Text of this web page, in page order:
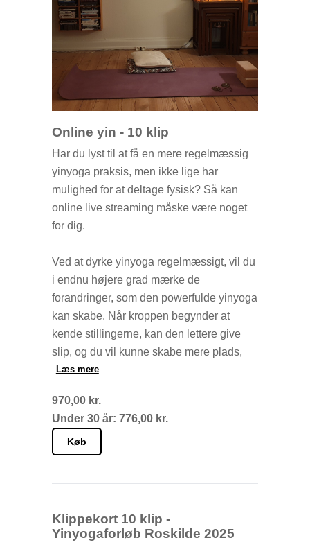
Online yin - 10 klip
Har du lyst til at få en mere regelmæssig
yinyoga praksis, men ikke lige har
mulighed for at deltage fysisk? Så kan
online live streaming måske være noget
for dig.
Ved at dyrke yinyoga regelmæssigt, vil du
i endnu højere grad mærke de
forandringer, som den powerfulde yinyoga
kan skabe. Når kroppen begynder at
kende stillingerne, kan den lettere give
slip, og du vil kunne skabe mere plads,
større bevægelsesfrihed og opleve mere
Det hele foregår live via Zoom hjemme fra
din yndlingskrog. Og det er nemmere end
Der er live yinyoga hver torsdag fra 20.15
Læs mere
970,00 kr.
Under 30 år: 776,00 kr.
Køb
Klippekort 10 klip -
Yinyogaforløb Roskilde 2025